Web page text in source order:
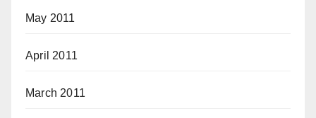
May 2011
April 2011
March 2011